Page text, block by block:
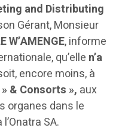
and Distributing
Gérant, Monsieur
W’AMENGE, informe
qu’elle n’a
encore moins, à
& Consorts », aux
organes dans le
SA.